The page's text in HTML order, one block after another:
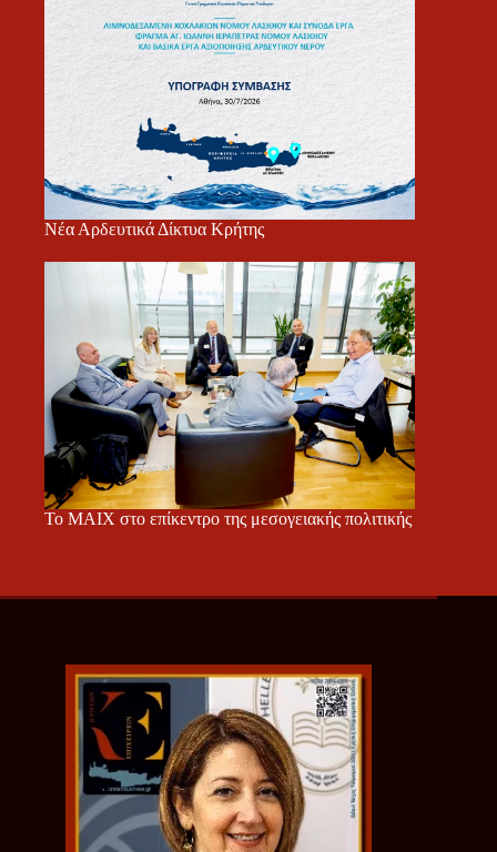
Νέα Αρδευτικά Δίκτυα Κρήτης
Το ΜΑΙΧ στο επίκεντρο της μεσογειακής πολιτικής